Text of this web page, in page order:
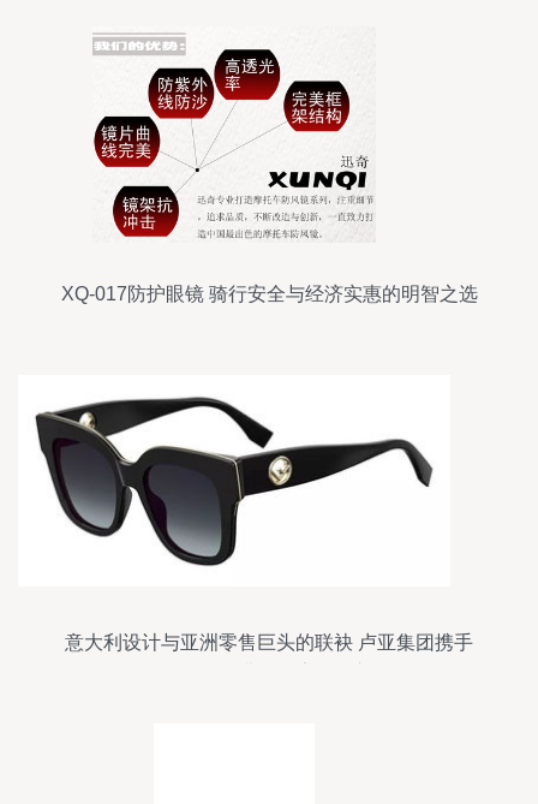
XQ-017防护眼镜 骑行安全与经济实惠的明智之选
意大利设计与亚洲零售巨头的联袂 卢亚集团携手